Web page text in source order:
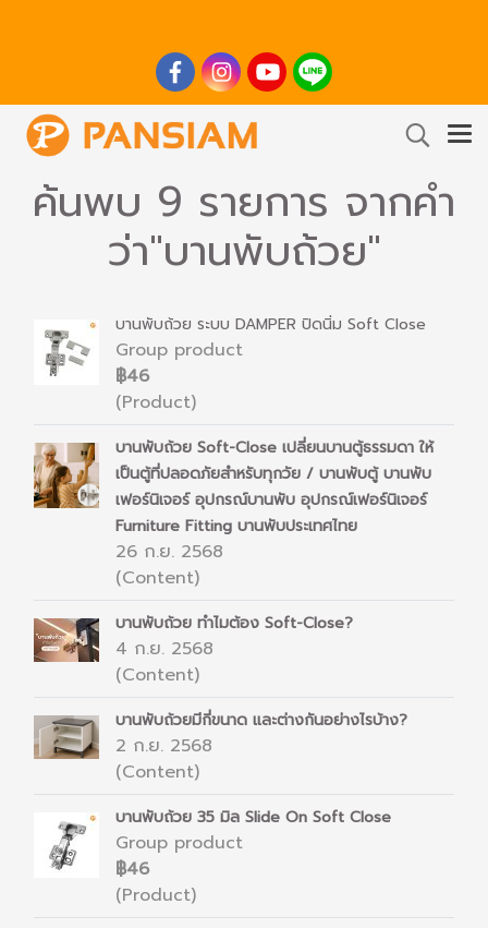
ค้นพบ 9 รายการ จากคำ
ว่า"บานพับถ้วย"
บานพับถ้วย ระบบ DAMPER ปิดนิ่ม Soft Close
Group product
฿46
(Product)
บานพับถ้วย Soft-Close เปลี่ยนบานตู้ธรรมดา ให้
เป็นตู้ที่ปลอดภัยสำหรับทุกวัย / บานพับตู้ บานพับ
เฟอร์นิเจอร์ อุปกรณ์บานพับ อุปกรณ์เฟอร์นิเจอร์
Furniture Fitting บานพับประเทศไทย
26 ก.ย. 2568
(Content)
บานพับถ้วย ทำไมต้อง Soft-Close?
4 ก.ย. 2568
(Content)
บานพับถ้วยมีกี่ขนาด และต่างกันอย่างไรบ้าง?
2 ก.ย. 2568
(Content)
บานพับถ้วย 35 มิล Slide On Soft Close
Group product
฿46
(Product)